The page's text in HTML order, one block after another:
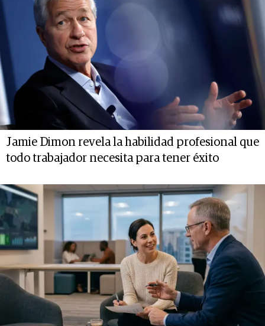
Jamie Dimon revela la habilidad profesional que
todo trabajador necesita para tener éxito